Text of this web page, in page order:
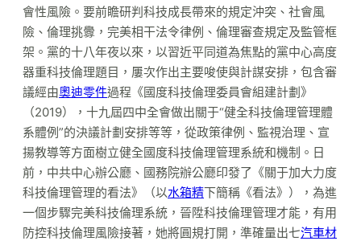
會性風險。要前瞻研判科技成長帶來的規定沖突、社會風
險、倫理挑釁，完美相干法令律例、倫理審查規定及監管框
架。黨的十八年夜以來，以習近平同道為焦點的黨中心高度
器重科技倫理題目，屢次作出主要唆使與計謀安排，包含審
議經由奧迪零件過程《國度科技倫理委員會組建計劃》
（2019），十九屆四中全會做出關于“健全科技倫理管理體
系體例”的決議計劃安排等等，從政策律例、監視治理、宣
揚教導等方面樹立健全國度科技倫理管理系統和機制。日
前，中共中心辦公廳、國務院辦公廳印發了《關于加大力度
科技倫理管理的看法》（以水箱精下簡稱《看法》），為進
一個步驟完美科技倫理系統，晉陞科技倫理管理才能，有用
防控科技倫理風險接著，她將圓規打開，準確量出七汽車材